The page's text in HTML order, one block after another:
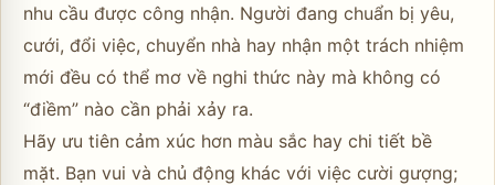
nhu cầu được công nhận. Người đang chuẩn bị yêu,
cưới, đổi việc, chuyển nhà hay nhận một trách nhiệm
mới đều có thể mơ về nghi thức này mà không có
“điềm” nào cần phải xảy ra.
Hãy ưu tiên cảm xúc hơn màu sắc hay chi tiết bề
mặt. Bạn vui và chủ động khác với việc cười gượng;